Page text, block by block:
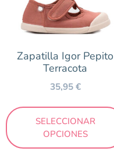
Zapatilla Igor Pepito
Terracota
35,95€
SELECCIONAR
OPCIONES